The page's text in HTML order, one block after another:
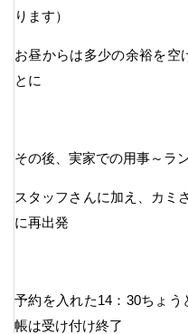
ります）
お昼からは多少の余裕を空
とに
その後、実家での用事～ラ
スタッフさんに加え、カミ
に再出発
予約を入れた14：30ちょ
帳は受け付け終了